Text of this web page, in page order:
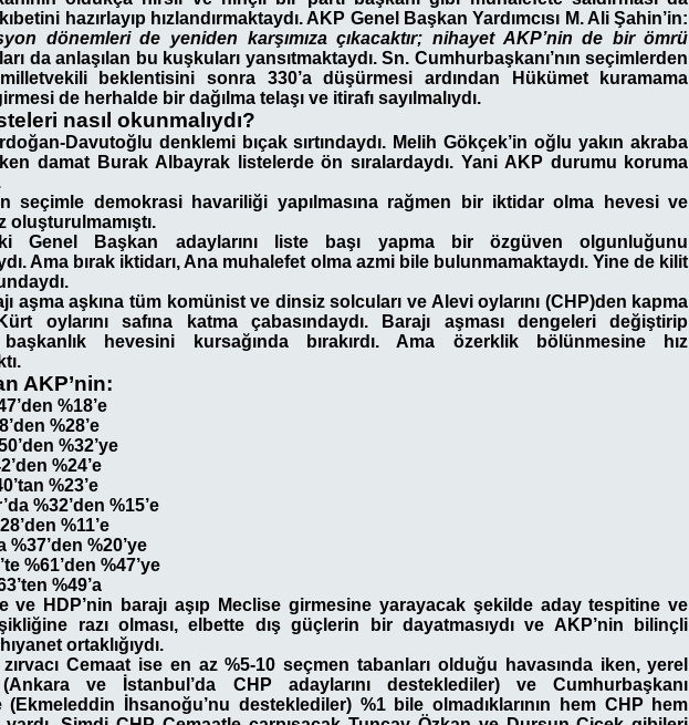
hazırlayıp hızlandırmaktaydı. AKP Genel Başkan Yardımcısı M. Ali Şahin’in:
dönemleri de yeniden karşımıza çıkacaktır; nihayet AKP’nin de bir ömrü
da anlaşılan bu kuşkuları yansıtmaktaydı. Sn. Cumhurbaşkanı’nın seçimlerden
beklentisini sonra 330’a düşürmesi ardından Hükümet kuramama
de herhalde bir dağılma telaşı ve itirafı sayılmalıydı.
nasıl okunmalıydı?
Davutoğlu denklemi bıçak sırtındaydı. Melih Gökçek’in oğlu yakın akraba
damat Burak Albayrak listelerde ön sıralardaydı. Yani AKP durumu koruma
seçimle demokrasi havariliği yapılmasına rağmen bir iktidar olma hevesi ve
oluşturulmamıştı.
Genel Başkan adaylarını liste başı yapma bir özgüven olgunluğunu
Ama bırak iktidarı, Ana muhalefet olma azmi bile bulunmamaktaydı. Yine de kilit
aşma aşkına tüm komünist ve dinsiz solcuları ve Alevi oylarını (CHP)den kapma
oylarını safına katma çabasındaydı. Barajı aşması dengeleri değiştirip
başkanlık hevesini kursağında bırakırdı. Ama özerklik bölünmesine hız
AKP’nin:
%18’e
%28’e
%32’ye
%24’e
%23’e
%32’den %15’e
%11’e
%37’den %20’ye
%61’den %47’ye
%49’a
ve HDP’nin barajı aşıp Meclise girmesine yarayacak şekilde aday tespitine ve
razı olması, elbette dış güçlerin bir dayatmasıydı ve AKP’nin bilinçli
ortaklığıydı.
zırvacı Cemaat ise en az %5-10 seçmen tabanları olduğu havasında iken, yerel
ve İstanbul’da CHP adaylarını desteklediler) ve Cumhurbaşkanı
(Ekmeleddin İhsanoğu’nu desteklediler) %1 bile olmadıklarının hem CHP hem